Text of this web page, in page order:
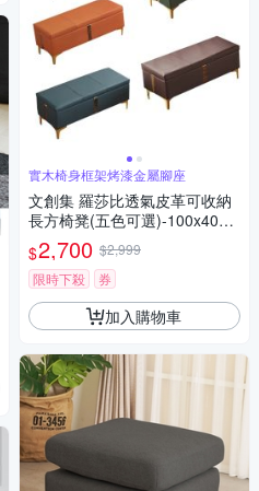
實木椅身框架烤漆金屬腳座
文創集 羅莎比透氣皮革可收納
長方椅凳(五色可選)-100x40x4
0cm免組
$2,700 $2,999
限時下殺
券
加入購物車